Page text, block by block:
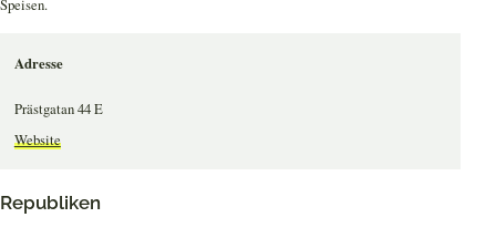
Speisen.
Adresse
Prästgatan 44 E
Website
Republiken